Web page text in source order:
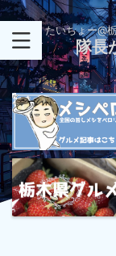
たいちょー@
隊長